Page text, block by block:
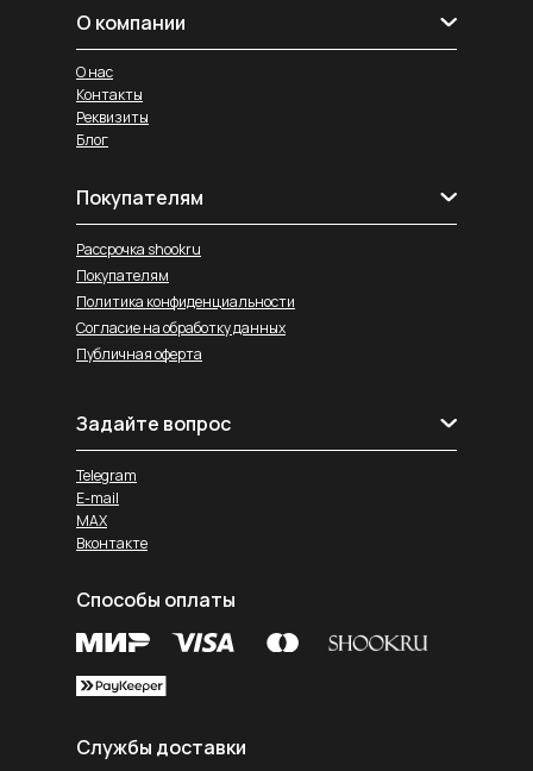
О компании
Реквизиты
Блог
О нас
Контакты
Покупателям
Рассрочка shookru
Покупателям
Политика конфиденциальности
Согласие на обработку данных
Публичная оферта
Задайте вопрос
Telegram
E-mail
MAX
Вконтакте
Службы доставки
Способы оплаты